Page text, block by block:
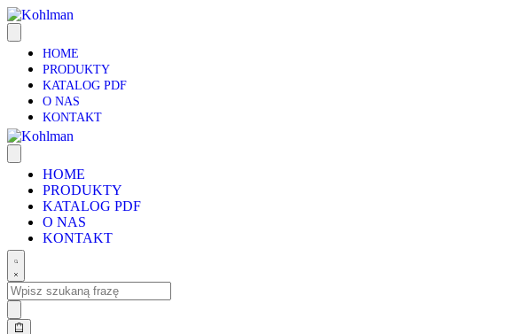
HOME
PRODUKTY
KATALOG PDF
O NAS
KONTAKT
HOME
PRODUKTY
KATALOG PDF
O NAS
KONTAKT